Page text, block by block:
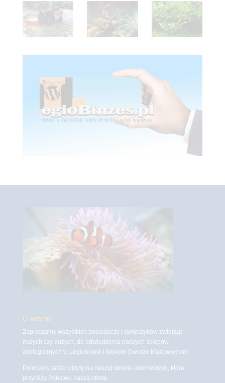
O witrynie
Zapraszamy wszystkich posiadaczy i sympatyków zwierząt
małych czy dużych, do odwiedzenia naszych sklepów
zoologicznych w Legionowie i Nowym Dworze Mazowieckim
Polecamy także wizytę na naszej stronie internetowej, która
przybliży Państwu naszą ofertę.